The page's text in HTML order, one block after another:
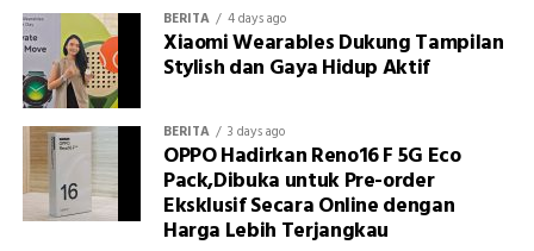
BERITA 4 days ago
Xiaomi Wearables Dukung Tampilan
Stylish dan Gaya Hidup Aktif
BERITA 3 days ago
OPPO Hadirkan Reno16 F 5G Eco
Pack,Dibuka untuk Pre-order
Eksklusif Secara Online dengan
Harga Lebih Terjangkau